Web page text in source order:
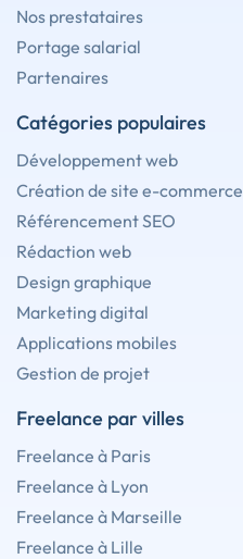
Nos prestataires
Portage salarial
Partenaires
Catégories populaires
Développement web
Création de site e-commerce
Référencement SEO
Rédaction web
Design graphique
Marketing digital
Applications mobiles
Gestion de projet
Freelance par villes
Freelance à Paris
Freelance à Lyon
Freelance à Marseille
Freelance à Lille